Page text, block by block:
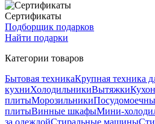
Сертификаты
Подборщик подарков
Найти подарки
Категории товаров
Бытовая техникаКрупная техника
кухниХолодильникиВытяжки
плитыМорозильники
плитыВинные шкафыМини-
за одеждойСтиральные машины